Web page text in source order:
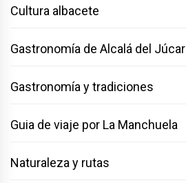
Cultura albacete
Gastronomía de Alcalá del Júcar
Gastronomía y tradiciones
Guia de viaje por La Manchuela
Naturaleza y rutas